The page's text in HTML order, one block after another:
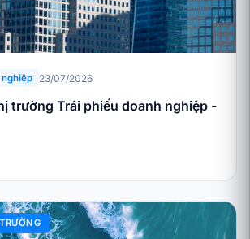
23/07/2026
trường Trái phiếu doanh nghiệp -